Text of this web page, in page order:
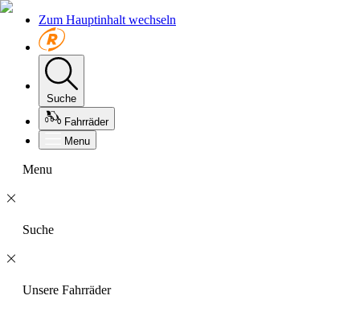
Zum Hauptinhalt wechseln
Suche
Fahrräder
Menu
Menu
Suche
Unsere Fahrräder